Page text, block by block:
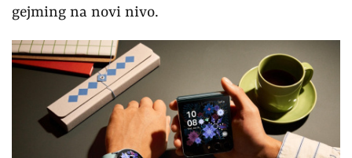
gejming na novi nivo.